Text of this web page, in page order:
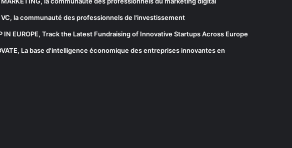
, la communauté des professionnels de l'investissement
IN EUROPE, Track the Latest Fundraising of Innovative Startups Across Europe
, La base d'intelligence économique des entreprises innovantes en